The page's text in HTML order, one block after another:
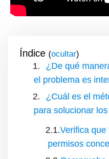
Índice ( )
¿De qué
el problema es
¿Cuál es el
para solucionar
Verifica que
permisos